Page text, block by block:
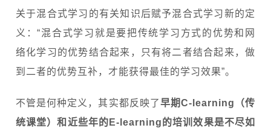
关于混合式学习的有关知识后赋予混合式学习新的定
义：“混合式学习就是要把传统学习方式的优势和网
络化学习的优势结合起来，只有将二者结合起来，做
到二者的优势互补，才能获得最佳的学习效果”。
不管是何种定义，其实都反映了早期C-learning（传
统课堂）和近些年的E-learning的培训效果是不尽如